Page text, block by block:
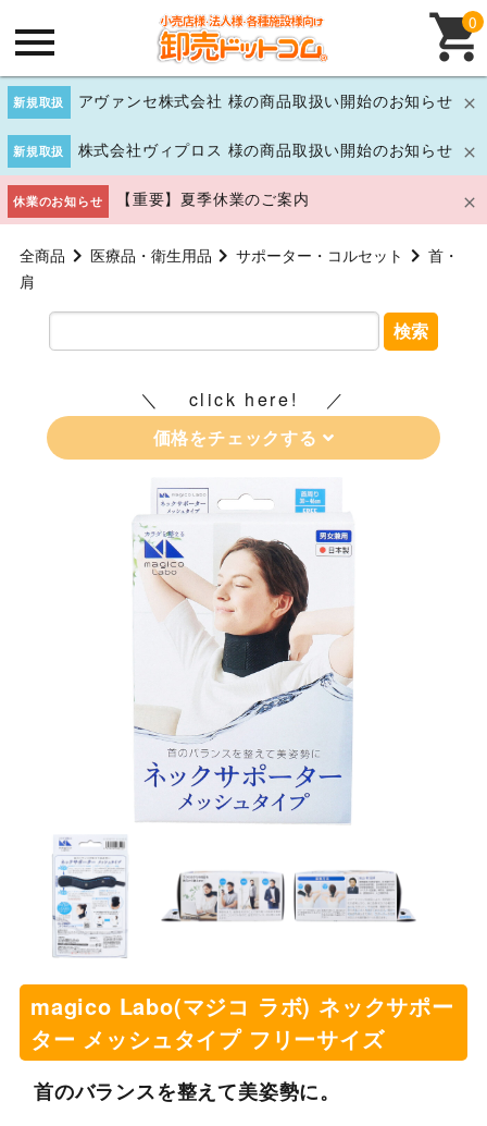
新規取扱 アヴァンセ株式会社 様の商品取扱い開始のお知らせ
新規取扱 株式会社ヴィプロス 様の商品取扱い開始のお知らせ
休業のお知らせ 【重要】夏季休業のご案内
0
全商品 医療品・衛生用品 サポーター・コルセット
首・
肩
検索
click here!
価格をチェックする
magico Labo(マジコ ラボ) ネックサポー
ター メッシュタイプ フリーサイズ
首のバランスを整えて美姿勢に。